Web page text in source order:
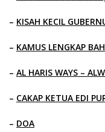
– KISAH KECIL
– KAMUS LENGKAP
– AL HARIS WAYS –
– CAKAP KETUA EDI
– DOA